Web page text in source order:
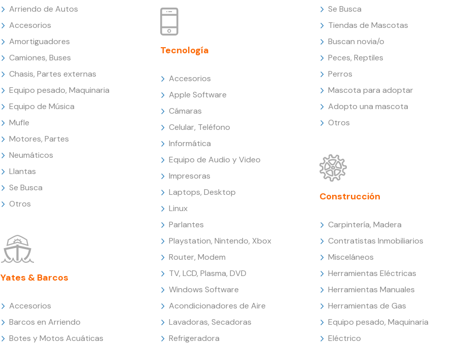
Arriendo de Autos
Accesorios
Amortiguadores
Camiones, Buses
Chasis, Partes externas
Equipo pesado, Maquinaria
Equipo de Música
Mufle
Motores, Partes
Neumáticos
Llantas
Se Busca
Otros
Yates & Barcos
Accesorios
Barcos en Arriendo
Botes y Motos Acuáticas
Tecnología
Accesorios
Apple Software
Cámaras
Celular, Teléfono
Informática
Equipo de Audio y Video
Impresoras
Laptops, Desktop
Linux
Parlantes
Playstation, Nintendo, Xbox
Router, Modem
TV, LCD, Plasma, DVD
Windows Software
Acondicionadores de Aire
Lavadoras, Secadoras
Refrigeradora
Se Busca
Tiendas de Mascotas
Buscan novia/o
Peces, Reptiles
Perros
Mascota para adoptar
Adopto una mascota
Otros
Construcción
Carpintería, Madera
Contratistas Inmobiliarios
Misceláneos
Herramientas Eléctricas
Herramientas Manuales
Herramientas de Gas
Equipo pesado, Maquinaria
Eléctrico